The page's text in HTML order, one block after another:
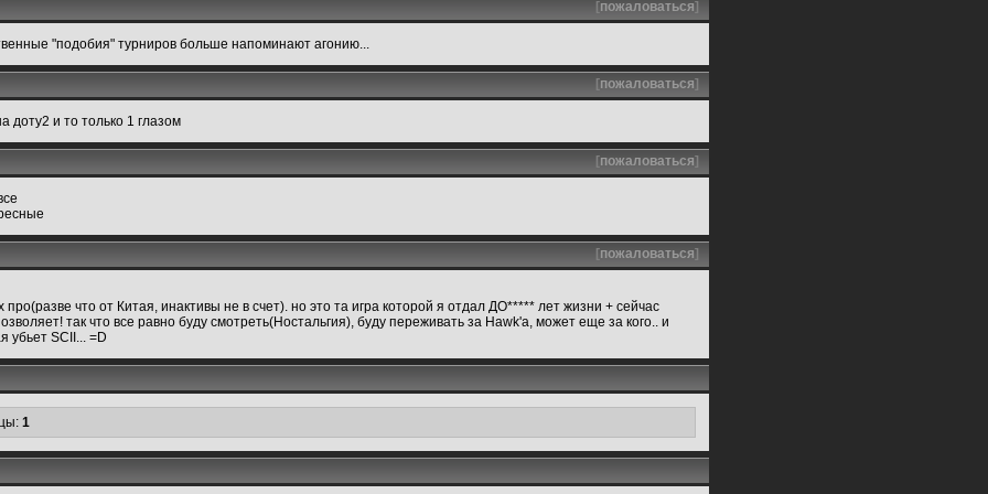
[пожаловаться]
"подобия" турниров больше напоминают агонию...
[пожаловаться]
доту2 и то только 1 глазом
[пожаловаться]
[пожаловаться]
про(разве что от Китая, инактивы не в счет). но это та игра которой я отдал ДО***** лет жизни + сейчас
так что все равно буду смотреть(Ностальгия), буду переживать за Hawk'a, может еще за кого.. и
убьет SCII... =D
1